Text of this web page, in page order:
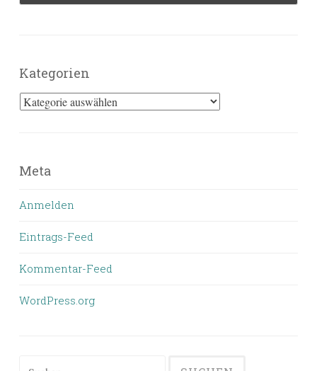
Kategorien
Kategorien
Meta
Anmelden
Eintrags-Feed
Kommentar-Feed
WordPress.org
Suchen